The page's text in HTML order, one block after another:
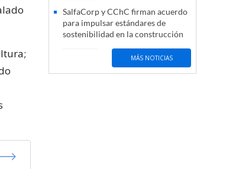
SalfaCorp y CChC firman acuerdo
para impulsar estándares de
sostenibilidad en la construcción
MÁS NOTICIAS